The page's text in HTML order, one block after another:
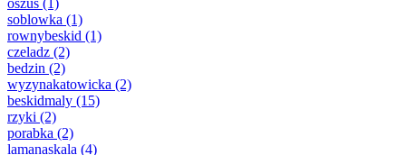
oszus (1)
soblowka (1)
rownybeskid (1)
czeladz (2)
bedzin (2)
wyzynakatowicka (2)
beskidmaly (15)
rzyki (2)
porabka (2)
lamanaskala (4)